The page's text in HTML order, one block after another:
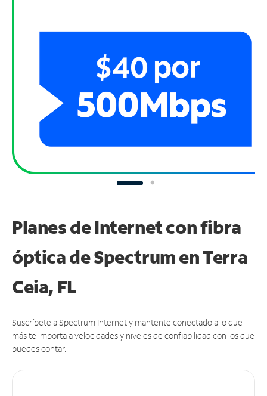
Planes de Internet con fibra
óptica de Spectrum en Terra
Ceia, FL
Suscríbete a Spectrum Internet y mantente conectado a lo que
más te importa a velocidades y niveles de confiabilidad con los que
puedes contar.